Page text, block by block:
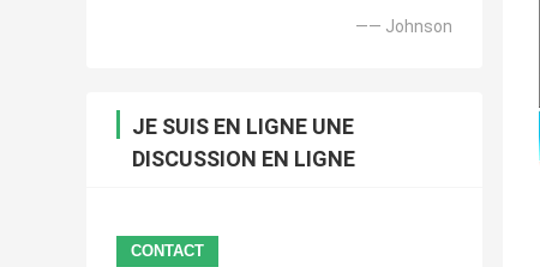
—— Johnson
JE SUIS EN LIGNE UNE
DISCUSSION EN LIGNE